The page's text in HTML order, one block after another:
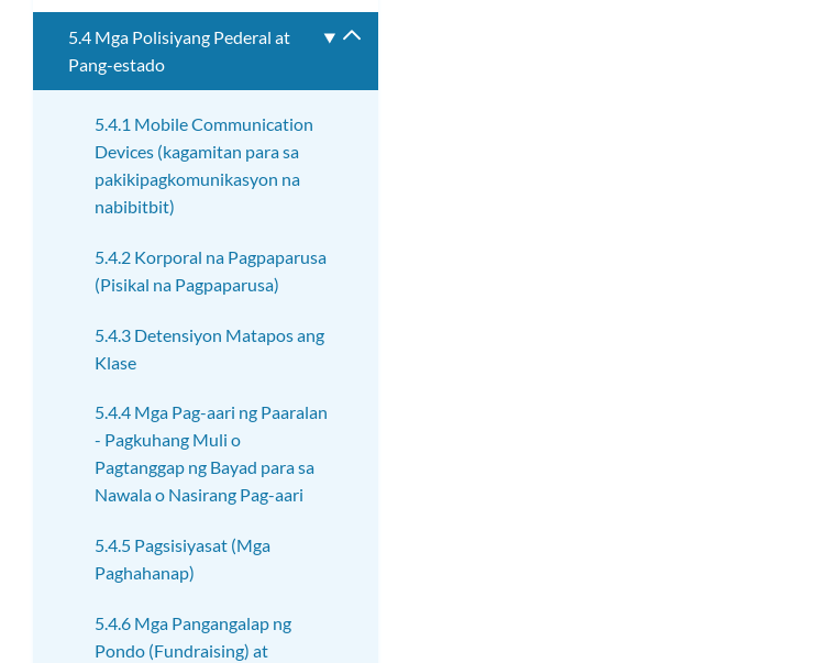
5.4 Mga Polisiyang Pederal at
Pang-estado
I-
ang
5.4.1 Mobile Communication
Devices (kagamitan para sa
pakikipagkomunikasyon na
nabibitbit)
5.4.2 Korporal na Pagpaparusa
(Pisikal na Pagpaparusa)
5.4.3 Detensiyon Matapos ang
Klase
5.4.4 Mga Pag-aari ng Paaralan
- Pagkuhang Muli o
Pagtanggap ng Bayad para sa
Nawala o Nasirang Pag-aari
5.4.5 Pagsisiyasat (Mga
Paghahanap)
5.4.6 Mga Pangangalap ng
Pondo (Fundraising) at